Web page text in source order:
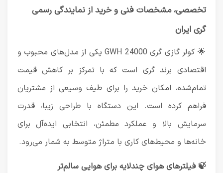
تخصصی، مشخصات فنی و خرید از نمایندگی رسمی
گری ایران
🌟 کولر گازی گری GWH 24000 یکی از مدل‌های محبوب و
اقتصادی برندگری است که با تمرکز بر کاهش قیمت
تمام‌شده، امکان خرید را برای طیف وسیعی از مشتریان
فراهم کرده است. این دستگاه با طراحی زیبا، قدرت
سرمایش بالا و عملکرد مطمئن، انتخابی ایده‌آل برای
خانه‌ها و محیط‌های کاری با متراژ متوسط به شمار می‌رود.
🍃 فیلترهای هوای چندلایه برای هوایی سالم‌تر